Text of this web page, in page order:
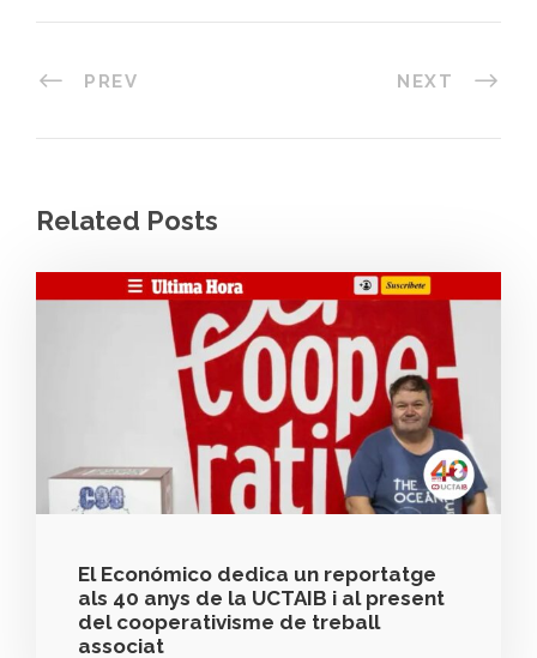
PREV NEXT
Related Posts
El Económico dedica un reportatge
als 40 anys de la UCTAIB i al present
del cooperativisme de treball
associat